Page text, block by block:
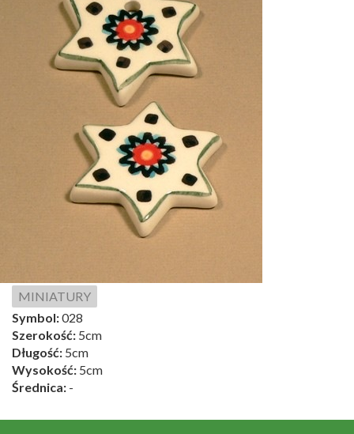
MINIATURY
Symbol:028
Szerokość: 5cm
Długość: 5cm
Wysokość: 5cm
Średnica: -